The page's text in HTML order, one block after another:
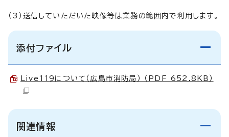
（3）送信していただいた映像等は業務の範囲内で利用します。
添付ファイル
Live119について（広島市消防局） （PDF 652.8KB）
関連情報